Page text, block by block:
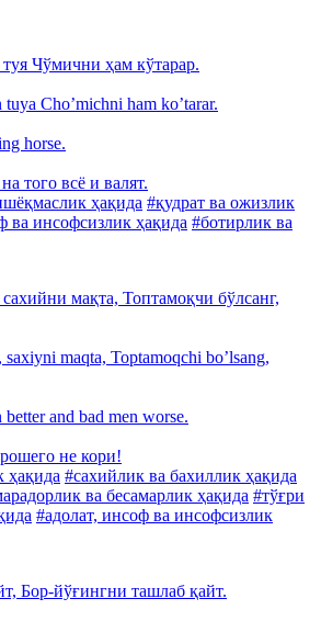
Чўмични ҳам кўтарар.
Choʼmichni ham koʼtarar.
horse.
того всё и валят.
ҳақида #қудрат ва ожизлик
ва инсофсизлик ҳақида #ботирлик ва
мақта, Топтамоқчи бўлсанг,
maqta, Toptamoqchi boʼlsang,
and bad men worse.
не кори!
ҳақида #сахийлик ва бахиллик ҳақида
ва бесамарлик ҳақида #тўғри
#адолат, инсоф ва инсофсизлик
Бор-йўғингни ташлаб қайт.